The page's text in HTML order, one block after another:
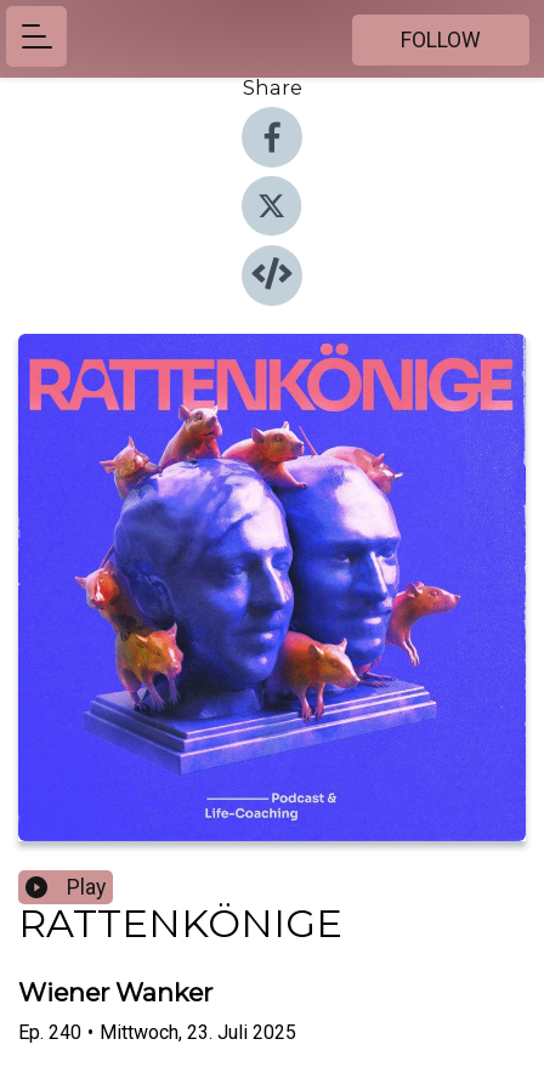
FOLLOW
Share
Play
RATTENKÖNIGE
Wiener Wanker
Ep. 240 • Mittwoch, 23. Juli 2025